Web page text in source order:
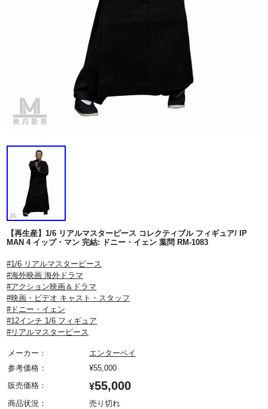
【再生産】1/6 リアルマスターピース コレクティブル フィギュア/ IP
MAN 4 イップ・マン 完結: ドニー・イェン 葉問 RM-1083
#1/6 リアルマスターピース
#海外映画 海外ドラマ
#アクション映画＆ドラマ
#映画・ビデオ キャスト・スタッフ
#ドニー・イェン
#12インチ 1/6 フィギュア
#リアルマスターピース
メーカー：
エンターベイ
参考価格：
¥55,000
販売価格：
¥55,000
商品状況：
売り切れ